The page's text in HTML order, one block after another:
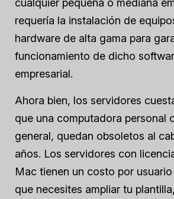
cualquier pequeña o mediana
requería la instalación de
hardware de alta gama para
funcionamiento de dicho
empresarial.
Ahora bien, los servidores
que una computadora personal
general, quedan obsoletos al
años. Los servidores con
Mac tienen un costo por
que necesites ampliar tu